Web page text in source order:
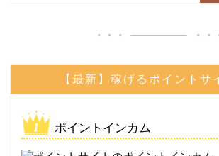
【最新】稼げるポイントサ
ポイントインカム